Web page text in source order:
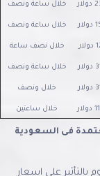
خلال ساعة ونصف
خلال ساعة ونصف
خلال نصف ساعة
خلال ساعة ونصف
خلال ونصف
خلال ساعتين
فى السعودية
على اسعار